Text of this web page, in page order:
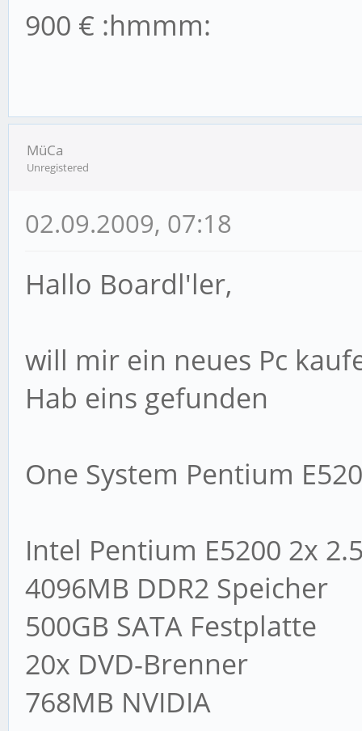
900 € :hmmm:
MüCa
Unregistered
02.09.2009, 07:18
Hallo Boardl'ler,
will mir ein neues Pc
Hab eins gefunden
One System Pentium
Intel Pentium E5200 2x
4096MB DDR2 Speicher
500GB SATA Festplatte
20x DVD-Brenner
768MB NVIDIA